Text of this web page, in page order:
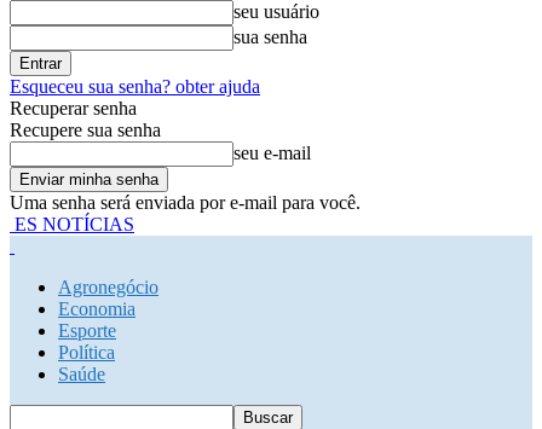
seu usuário
sua senha
Esqueceu sua senha? obter ajuda
Recuperar senha
Recupere sua senha
seu e-mail
Uma senha será enviada por e-mail para você.
ES NOTÍCIAS
Agronegócio
Economia
Esporte
Política
Saúde